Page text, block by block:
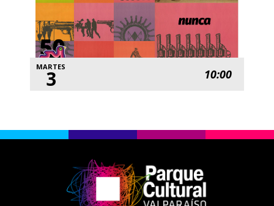
MARTES
3 10:00